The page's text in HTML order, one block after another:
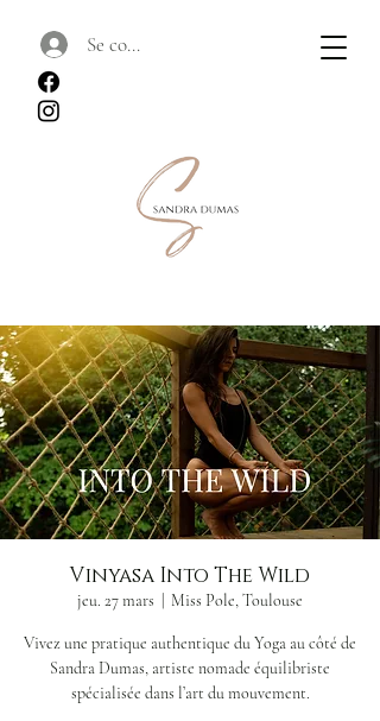
Se connecter
Vinyasa Into The Wild
jeu. 27 mars Miss Pole, Toulouse
Vivez une pratique authentique du Yoga au côté de
Sandra Dumas, artiste nomade équilibriste
spécialisée dans l’art du mouvement.